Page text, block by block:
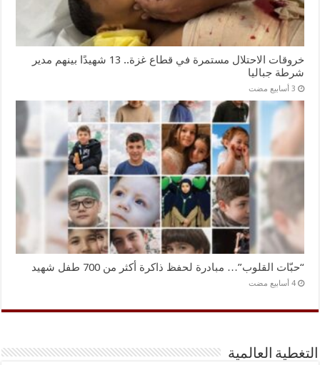
خروقات الاحتلال مستمرة في قطاع غزة.. 13 شهيدًا بينهم مدير
شرطة جباليا
“حبّات القلوب”… مبادرة لحفظ ذاكرة أكثر من 700 طفل شهيد
‏4 أسابيع مضت
التغطية العالمية